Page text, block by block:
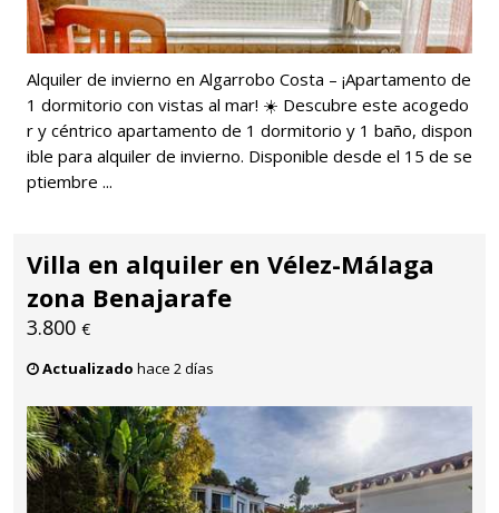
Alquiler de invierno en Algarrobo Costa – ¡Apartamento de
1 dormitorio con vistas al mar! ☀️ Descubre este acogedo
r y céntrico apartamento de 1 dormitorio y 1 baño, dispon
ible para alquiler de invierno. Disponible desde el 15 de se
ptiembre ...
Villa en alquiler en Vélez-Málaga
zona Benajarafe
3.800 €
Actualizado hace 2 días